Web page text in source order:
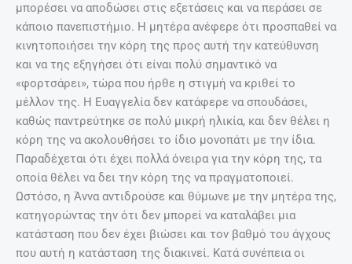
μπορέσει να αποδώσει στις εξετάσεις και να περάσει σε
κάποιο πανεπιστήμιο. Η μητέρα ανέφερε ότι προσπαθεί να
κινητοποιήσει την κόρη της προς αυτή την κατεύθυνση
και να της εξηγήσει ότι είναι πολύ σημαντικό να
«φορτσάρει», τώρα που ήρθε η στιγμή να κριθεί το
μέλλον της. Η Ευαγγελία δεν κατάφερε να σπουδάσει,
καθώς παντρεύτηκε σε πολύ μικρή ηλικία, και δεν θέλει η
κόρη της να ακολουθήσει το ίδιο μονοπάτι με την ίδια.
Παραδέχεται ότι έχει πολλά όνειρα για την κόρη της, τα
οποία θέλει να δει την κόρη της να πραγματοποιεί.
Ωστόσο, η Άννα αντιδρούσε και θύμωνε με την μητέρα της,
κατηγορώντας την ότι δεν μπορεί να καταλάβει μια
κατάσταση που δεν έχει βιώσει και τον βαθμό του άγχους
που αυτή η κατάσταση της διακινεί. Κατά συνέπεια οι